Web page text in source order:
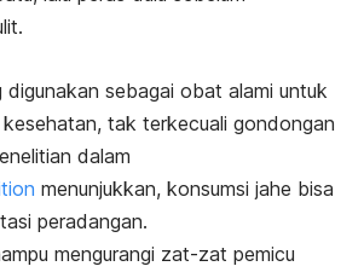
digunakan sebagai obat alami untuk
tak terkecuali gondongan
dalam
menunjukkan, konsumsi jahe bisa
peradangan.
mengurangi zat-zat pemicu